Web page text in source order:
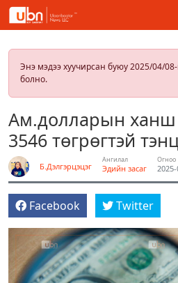
Энэ мэдээ хуучирсан буюу 2025/04/
болно.
Ам.долларын ханш
3546 төгрөгтэй
Б.Дэлгэрцэцэг
Ангилал
Эдийн засаг
Огноо
Facebook Twitter